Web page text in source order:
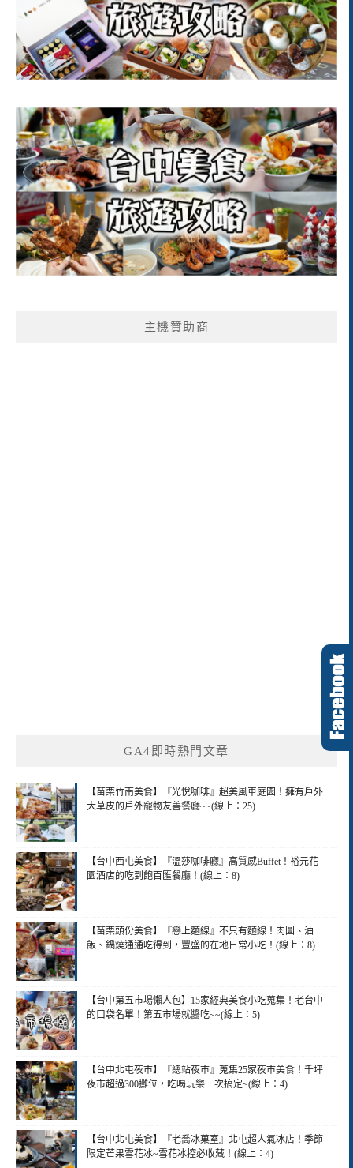
主機贊助商
GA4即時熱門文章
【苗栗竹南美食】『光悅咖啡』超美風車庭園！擁有戶外
大草皮的戶外寵物友善餐廳~~(線上：25)
【台中西屯美食】『溫莎咖啡廳』高質感Buffet！裕元花
園酒店的吃到飽百匯餐廳！(線上：8)
【苗栗頭份美食】『戀上麵線』不只有麵線！肉圓、油
飯、鍋燒通通吃得到，豐盛的在地日常小吃！(線上：8)
【台中第五市場懶人包】15家經典美食小吃蒐集！老台中
的口袋名單！第五市場就醬吃~~(線上：5)
【台中北屯夜市】『總站夜市』蒐集25家夜市美食！千坪
夜市超過300攤位，吃喝玩樂一次搞定~(線上：4)
【台中北屯美食】『老喬冰菓室』北屯超人氣冰店！季節
限定芒果雪花冰~雪花冰控必收藏！(線上：4)